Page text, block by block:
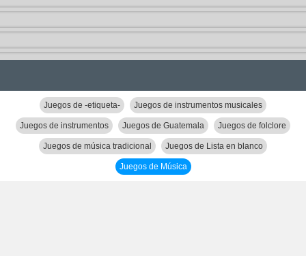
Juegos de -etiqueta- Juegos de instrumentos musicales
Juegos de instrumentos Juegos de Guatemala Juegos de folclore
Juegos de música tradicional Juegos de Lista en blanco
Juegos de Música